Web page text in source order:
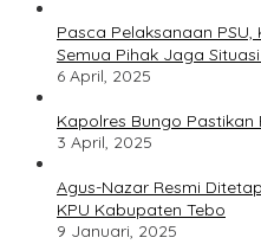
Pasca Pelaksanaan
Semua Pihak Jaga
6 April, 2025
Kapolres Bungo
3 April, 2025
Agus-Nazar Resmi
KPU Kabupaten Tebo
9 Januari, 2025